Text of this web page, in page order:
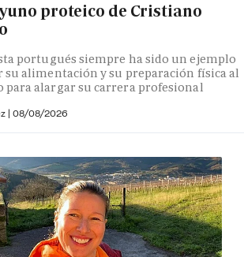
proteico de Cristiano
portugués siempre ha sido un ejemplo
su alimentación y su preparación física al
alargar su carrera profesional
| 08/08/2026